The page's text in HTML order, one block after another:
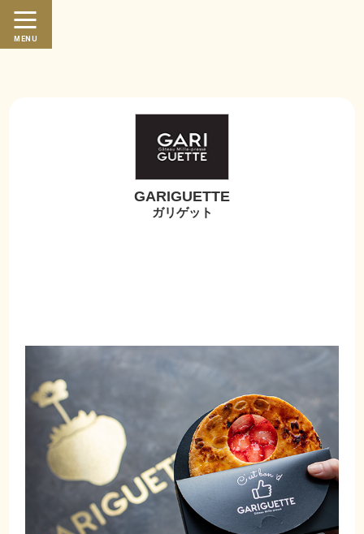
MENU
GARIGUETTE
ガリゲット